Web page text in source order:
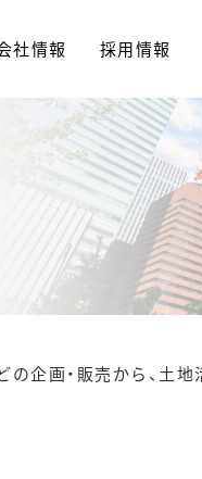
社情報 採用情報
企画・販売から、土地